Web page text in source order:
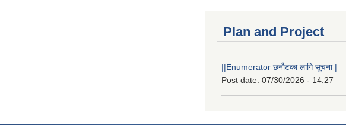
Plan and Project
||Enumerator छनौटका लागि सूचना |
Post date: 07/30/2026 - 14:27